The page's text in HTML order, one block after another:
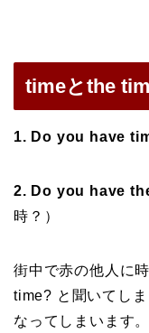
timeとthe
1. Do you have
2. Do you have
時？）
街中で赤の他人に
time? と聞いてし
なってしまいます